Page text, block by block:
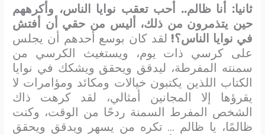
ثانيا: أنا ظالم.. أحب تعقب نوايا الناس، وأكرههم
حين يتذمرون من ذلك، أليس من حقي أن أفتش
في نوايا الناس؟! لقد كان بوسع أحدهم أن يجلس
على كرسي ذات يوم، ويستغيث الكرسي من
سمنته المفرطة، ليدقق ويحقق ويشكك في نوايا
الكتاب اللذين يكتبون خيالات ومكائد ومؤامرات لا
يقرؤها إلا المجانين أمثالي، لقد كرهت ذاك
الشخص المفرط السمنة ردحًا من الوقت، وكنت
ظالمًا، يا ظالم … تكره من يسهر ويدقق ويحقق